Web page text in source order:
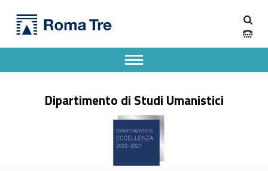
Laura Fortini Corso scrittrici scrittori opere letteratura italiana errata corrige - Dipartimento di Studi Umanistici
Dipartimento di Studi Umanistici
Apri il menu secondario
Header info sidebar